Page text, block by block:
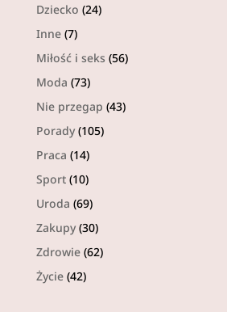
Dziecko (24)
Inne(7)
Miłość i seks (56)
Moda (73)
Nie przegap (43)
Porady(105)
Praca (14)
Sport(10)
Uroda (69)
Zakupy(30)
Zdrowie(62)
Życie(42)